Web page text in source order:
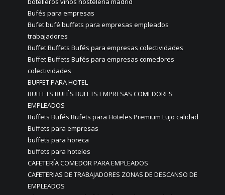
Bufés para empresas
Bufet bufé buffets para empresas empleados
trabajadores
Buffet Buffets Bufés para empresas colectividades
Buffet Buffets Bufés para empresas comedores
colectividades
BUFFET PARA HOTEL
BUFFETS BUFÉS BUFETS EMPRESAS COMEDORES
EMPLEADOS
Buffets Bufés Bufets para Hoteles Premium Lujo calidad
Buffets para empresas
buffets para horeca
buffets para hoteles
CAFETERÍA COMEDOR PARA EMPLEADOS
CAFETERIAS DE TRABAJADORES ZONAS DE DESCANSO DE
EMPLEADOS